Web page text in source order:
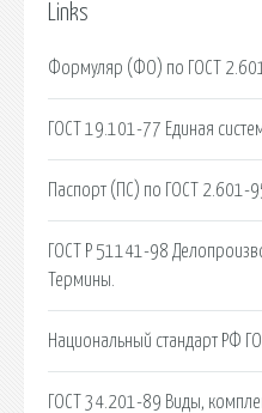
Links
Формуляр (ФО) по ГОСТ
ГОСТ 19.101-77 Единая
Паспорт (ПС) по ГОСТ 2.601-
ГОСТ Р 51141-98
Термины.
Национальный стандарт РФ
ГОСТ 34.201-89 Виды,